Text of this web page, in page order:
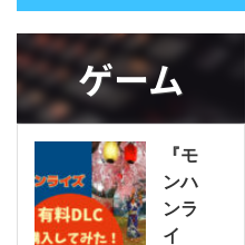
ゲーム
『モ
ンハ
ンラ
イ